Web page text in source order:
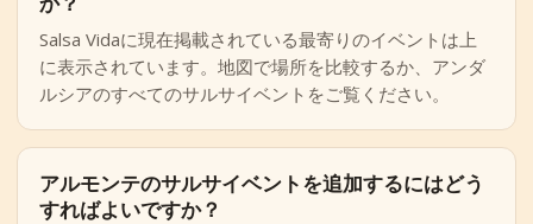
Salsa Vidaに現在掲載されている最寄りのイベントは上
に表示されています。地図で場所を比較するか、アンダ
ルシアのすべてのサルサイベントをご覧ください。
アルモンテのサルサイベントを追加するにはどう
すればよいですか？